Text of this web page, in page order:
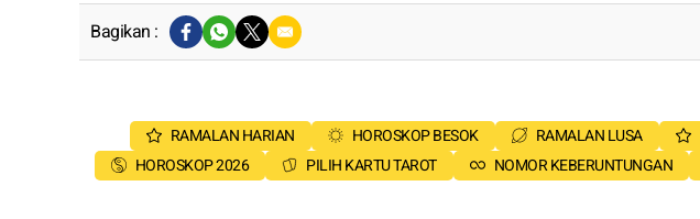
Bagikan :
RAMALAN HARIAN HOROSKOP BESOK RAMALAN LUSA
HOROSKOP 2026
PILIH KARTU TAROT NOMOR KEBERUNTUNGAN